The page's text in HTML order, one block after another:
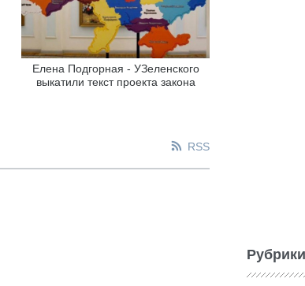
Елена Подгорная - УЗеленского
выкатили текст проекта закона
RSS
Рубрики